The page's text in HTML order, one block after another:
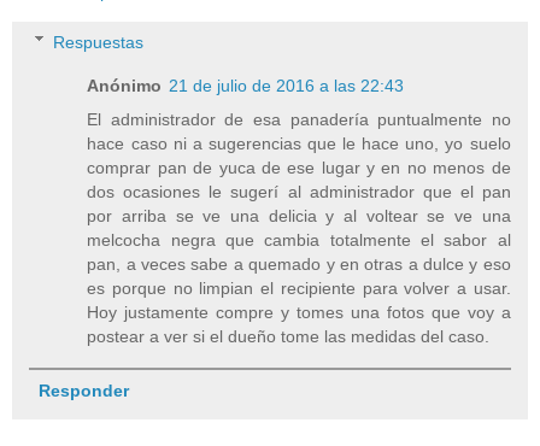
Respuestas
Anónimo 21 de julio de 2016 a las 22:43
El administrador de esa panadería puntualmente no
hace caso ni a sugerencias que le hace uno, yo suelo
comprar pan de yuca de ese lugar y en no menos de
dos ocasiones le sugerí al administrador que el pan
por arriba se ve una delicia y al voltear se ve una
melcocha negra que cambia totalmente el sabor al
pan, a veces sabe a quemado y en otras a dulce y eso
es porque no limpian el recipiente para volver a usar.
Hoy justamente compre y tomes una fotos que voy a
postear a ver si el dueño tome las medidas del caso.
Responder